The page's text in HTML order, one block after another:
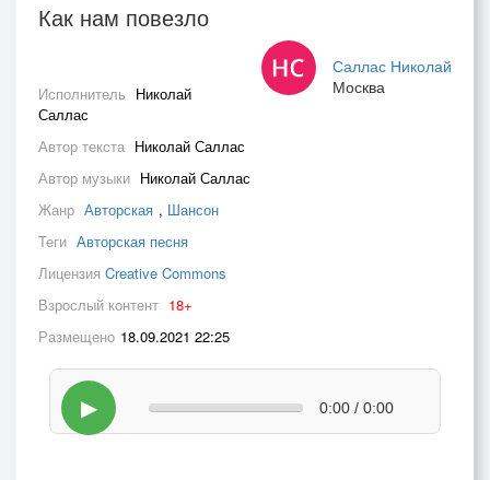
Как нам повезло
Саллас Николай
Москва
Исполнитель Николай
Саллас
Автор текста Николай Саллас
Автор музыки Николай Саллас
Жанр Авторская , Шансон
Теги Авторская песня
Лицензия Creative Commons
Взрослый контент 18+
Размещено 18.09.2021 22:25
▶ 0:00 / 0:00